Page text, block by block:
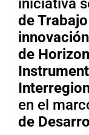
iniciativa
de
de
en el
de